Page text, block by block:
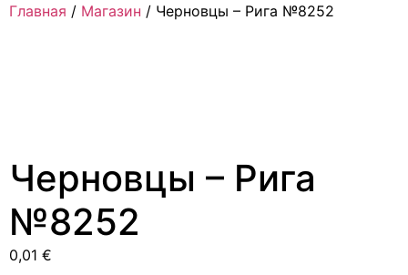
Главная / Магазин / Черновцы – Рига №8252
Черновцы – Рига
№8252
0,01 €